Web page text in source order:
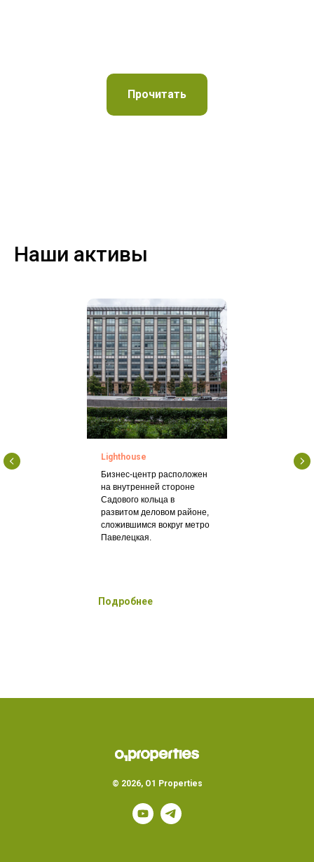
Прочитать
Наши активы
Lighthouse
Бизнес-центр расположен
на внутренней стороне
Садового кольца в
развитом деловом районе,
сложившимся вокруг метро
Павелецкая.
Подробнее
© 2026, O1 Properties